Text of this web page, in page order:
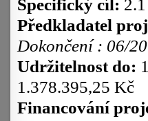
Specifický cíl:
Předkladatel
Dokončení : 06/
Udržitelnost do:
1.378.395,25 Kč
Financování